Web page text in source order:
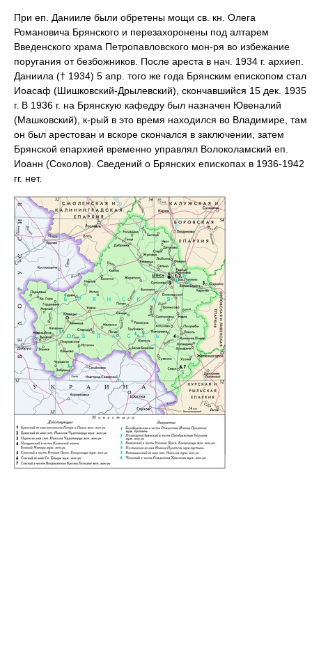
При еп. Данииле были обретены мощи св. кн. Олега
Романовича Брянского и перезахоронены под алтарем
Введенского храма Петропавловского мон-ря во избежание
поругания от безбожников. После ареста в нач. 1934 г. архиеп.
Даниила († 1934) 5 апр. того же года Брянским епископом стал
Иоасаф (Шишковский-Дрылевский), скончавшийся 15 дек. 1935
г. В 1936 г. на Брянскую кафедру был назначен Ювеналий
(Машковский), к-рый в это время находился во Владимире, там
он был арестован и вскоре скончался в заключении, затем
Брянской епархией временно управлял Волоколамский еп.
Иоанн (Соколов). Сведений о Брянских епископах в 1936-1942
гг. нет.